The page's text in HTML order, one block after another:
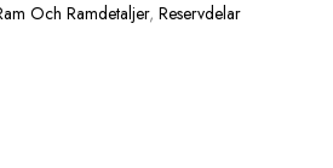
Och Ramdetaljer, Reservdelar